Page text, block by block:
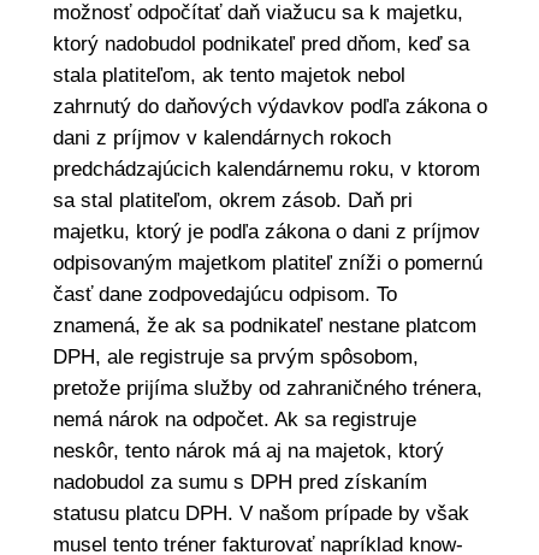
možnosť odpočítať daň viažucu sa k majetku,
ktorý nadobudol podnikateľ pred dňom, keď sa
stala platiteľom, ak tento majetok nebol
zahrnutý do daňových výdavkov podľa zákona o
dani z príjmov v kalendárnych rokoch
predchádzajúcich kalendárnemu roku, v ktorom
sa stal platiteľom, okrem zásob. Daň pri
majetku, ktorý je podľa zákona o dani z príjmov
odpisovaným majetkom platiteľ zníži o pomernú
časť dane zodpovedajúcu odpisom. To
znamená, že ak sa podnikateľ nestane platcom
DPH, ale registruje sa prvým spôsobom,
pretože prijíma služby od zahraničného trénera,
nemá nárok na odpočet. Ak sa registruje
neskôr, tento nárok má aj na majetok, ktorý
nadobudol za sumu s DPH pred získaním
statusu platcu DPH. V našom prípade by však
musel tento tréner fakturovať napríklad know-